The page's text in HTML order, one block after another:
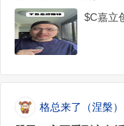
$C嘉立
格总来了（涅槃）